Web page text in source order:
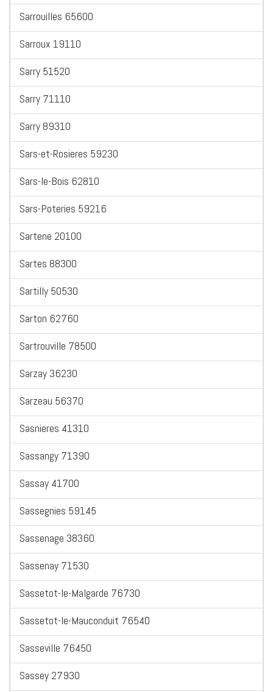
Sarrouilles 65600
Sarroux 19110
Sarry 51520
Sarry 71110
Sarry 89310
Sars-et-Rosieres 59230
Sars-le-Bois 62810
Sars-Poteries 59216
Sartene 20100
Sartes 88300
Sartilly 50530
Sarton 62760
Sartrouville 78500
Sarzay 36230
Sarzeau 56370
Sasnieres 41310
Sassangy 71390
Sassay 41700
Sassegnies 59145
Sassenage 38360
Sassenay 71530
Sassetot-le-Malgarde 76730
Sassetot-le-Mauconduit 76540
Sasseville 76450
Sassey 27930